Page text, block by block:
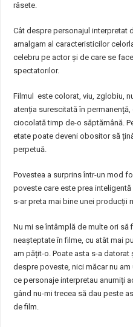
râsete.
Cât despre personajul interpretat
amalgam al caracteristicilor
celebru pe actor și de care se
spectatorilor.
Filmul este colorat, viu, zglobiu,
atenția surescitată în
ciocolată timp de-o săptămână.
etate poate deveni obositor să
perpetuă.
Povestea a surprins într-un mod
poveste care este prea
s-ar preta mai bine unei producții
Nu mi se întâmplă de multe ori să
neașteptate în filme, cu atât mai
am pățit-o. Poate asta s-a
despre poveste, nici măcar nu
ce personaje interpretau anumiți
gând nu-mi trecea să dau peste
de film.